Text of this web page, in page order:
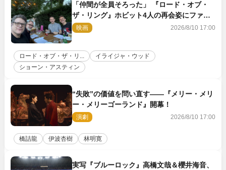
「仲間が全員そろった」 『ロード・オブ・
ザ・リング』ホビット4人の再会姿にファン
感激
映画 2026/8/10 17:00
ロード・オブ・ザ・リ...
イライジャ・ウッド
ショーン・アスティン
“失敗”の価値を問い直す――『メリー・メリ
ー・メリーゴーランド』開幕！
演劇 2026/8/10 17:00
橋詰龍 伊波杏樹 林明寛
実写『ブルーロック』高橋文哉＆櫻井海音、